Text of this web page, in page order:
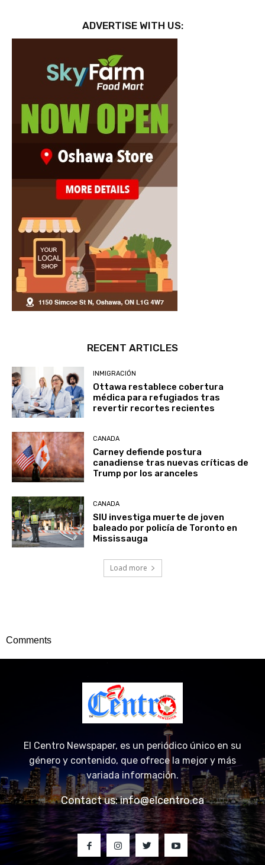
ADVERTISE WITH US:
RECENT ARTICLES
INMIGRACIÓN
Ottawa restablece cobertura
médica para refugiados tras
revertir recortes recientes
CANADA
Carney defiende postura
canadiense tras nuevas críticas de
Trump por los aranceles
CANADA
SIU investiga muerte de joven
baleado por policía de Toronto en
Mississauga
Load more
Comments
El Centro Newspaper, es un periódico único en su
género y contenido, que ofrece la mejor y más
variada información.
Contact us:info@elcentro.ca